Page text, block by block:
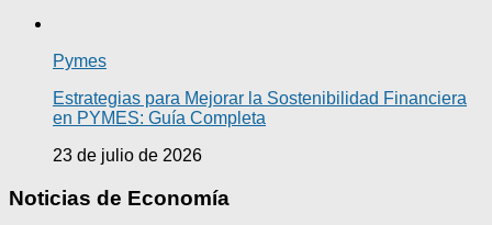
Pymes
Estrategias para Mejorar la Sostenibilidad Financiera
en PYMES: Guía Completa
23 de julio de 2026
Noticias de Economía